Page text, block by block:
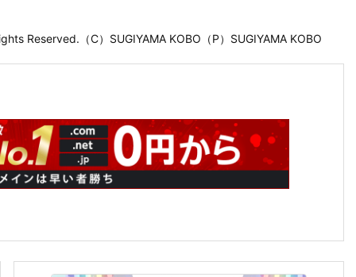
Reserved.（C）SUGIYAMA KOBO（P）SUGIYAMA KOBO